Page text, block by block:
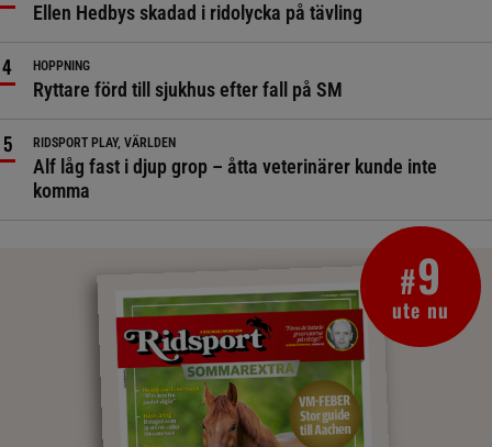
Ellen Hedbys skadad i ridolycka på tävling
HOPPNING
Ryttare förd till sjukhus efter fall på SM
RIDSPORT PLAY, VÄRLDEN
Alf låg fast i djup grop – åtta veterinärer kunde inte
komma
#9
ute nu